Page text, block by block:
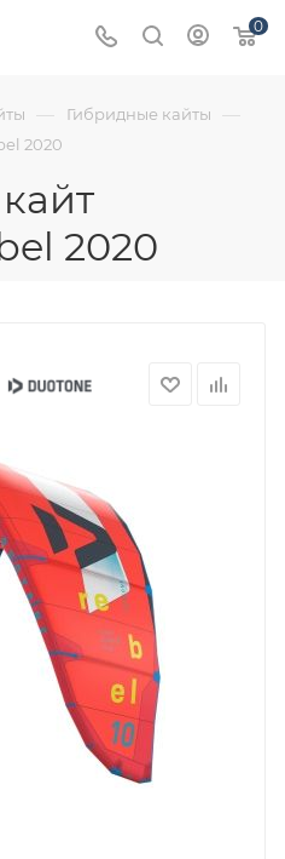
0
— Гибридные кайты —
2020
2020